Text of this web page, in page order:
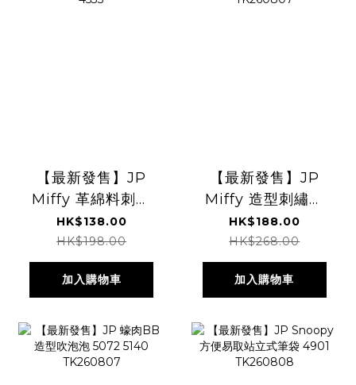
【最新發售】JP
Miffy 革綿料刺繡
啪啪 Pouch 附手
帶 4533
HK$138.00
HK$198.00
加入購物車
【最新發售】JP
Miffy 造型刺繡袋
附有單肩帶 4533
TK260807
HK$188.00
HK$268.00
加入購物車